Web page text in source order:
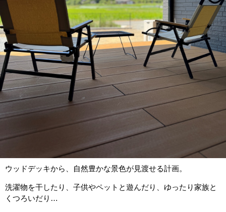
ウッドデッキから、自然豊かな景色が見渡せる計画。
洗濯物を干したり、子供やペットと遊んだり、ゆったり家族と
くつろいだり…